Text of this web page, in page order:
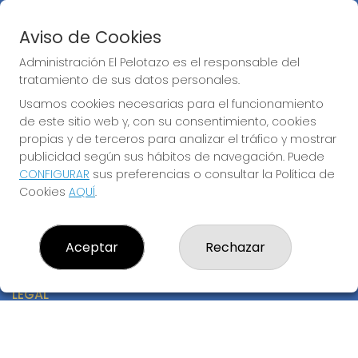
Boletos digitales
Acceso
Registro
CONTACTO
ADMINISTRACION DE LOTERIAS: 17-CADIZ - RECEPTOR
OFICIAL: 21300
956073495
Clica aquí para contactar por WhatsApp
640517524
info@administracionelpelotazo.es
Callejones Cardoso nº12
Cádiz, 11002
(Cádiz) España
LEGAL
Aviso de Cookies
Administración El Pelotazo es el responsable del
tratamiento de sus datos personales.
Usamos cookies necesarias para el funcionamiento
de este sitio web y, con su consentimiento, cookies
propias y de terceros para analizar el tráfico y mostrar
publicidad según sus hábitos de navegación. Puede
CONFIGURAR sus preferencias o consultar la Política de
Cookies AQUÍ.
Aceptar Rechazar